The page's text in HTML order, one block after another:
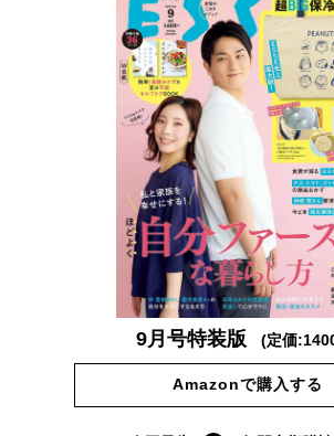
9月号特装版 (定価
Amazonで購入する